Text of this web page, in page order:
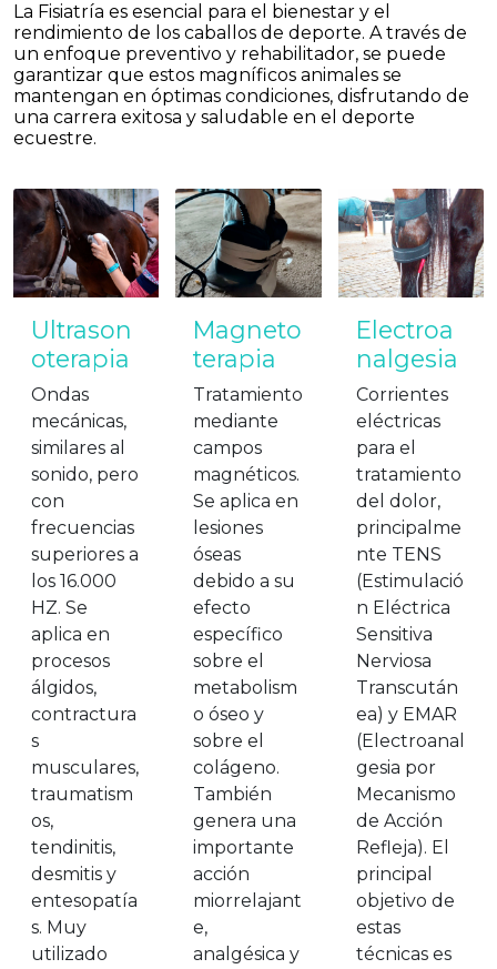
La Fisiatría es esencial para el bienestar y el
rendimiento de los caballos de deporte. A través de
un enfoque preventivo y rehabilitador, se puede
garantizar que estos magníficos animales se
mantengan en óptimas condiciones, disfrutando de
una carrera exitosa y saludable en el deporte
ecuestre.
Ultrason
oterapia
Ondas
mecánicas,
similares al
sonido, pero
con
frecuencias
superiores a
los 16.000
HZ. Se
aplica en
procesos
álgidos,
contractura
s
musculares,
traumatism
os,
tendinitis,
desmitis y
entesopatía
s. Muy
utilizado
Magneto
terapia
Tratamiento
mediante
campos
magnéticos.
Se aplica en
lesiones
óseas
debido a su
efecto
específico
sobre el
metabolism
o óseo y
sobre el
colágeno.
También
genera una
importante
acción
miorrelajant
e,
analgésica y
Electroa
nalgesia
Corrientes
eléctricas
para el
tratamiento
del dolor,
principalme
nte TENS
(Estimulació
n Eléctrica
Sensitiva
Nerviosa
Transcután
ea) y EMAR
(Electroanal
gesia por
Mecanismo
de Acción
Refleja). El
principal
objetivo de
estas
técnicas es